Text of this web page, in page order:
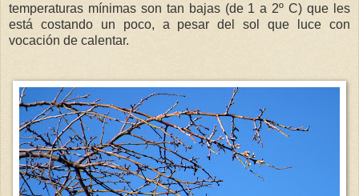
temperaturas mínimas son tan bajas (de 1 a 2º C) que les
está costando un poco, a pesar del sol que luce con
vocación de calentar.